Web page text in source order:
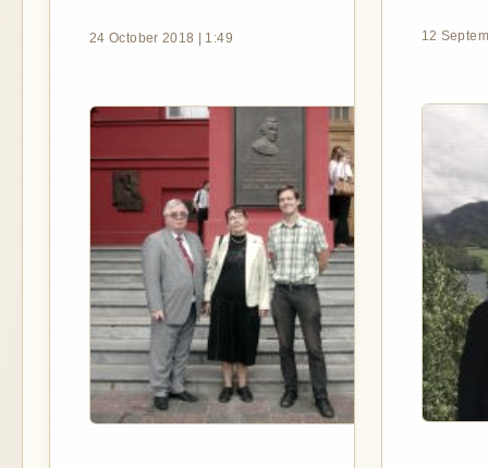
24 October 2018 | 1:49 12